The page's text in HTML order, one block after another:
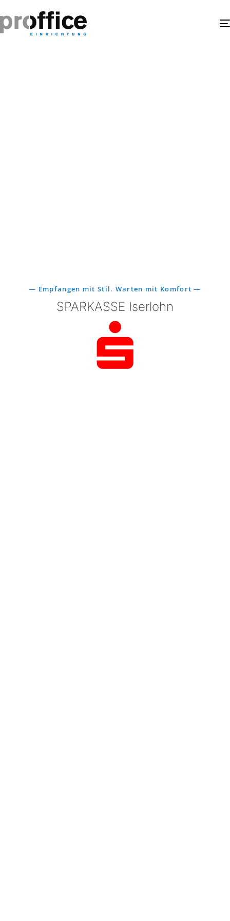
— Empfangen mit Stil. Warten mit Komfort —
SPARKASSE Iserlohn